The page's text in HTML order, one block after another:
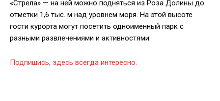
«Стрела» — на ней можно подняться из Роза Долины до
отметки 1,6 тыс. м над уровнем моря. На этой высоте
гости курорта могут посетить одноименный парк с
разными развлечениями и активностями.
Подпишись, здесь всегда интересно.